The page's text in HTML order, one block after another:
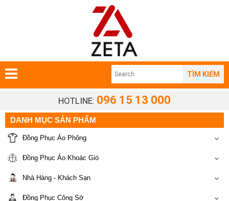
TÌM KIẾM
HOTLINE: 096 15 13 000
DANH MỤC SẢN PHẨM
Đồng Phục Áo Phông
Đồng Phục Áo Khoác Gió
Nhà Hàng - Khách Sạn
Đồng Phục Công Sở